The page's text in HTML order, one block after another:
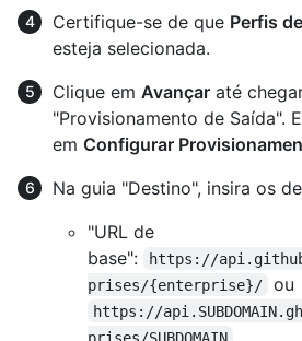
Certifique-se de que Perfis
esteja selecionada.
Clique em Avançar até
"Provisionamento de Saída".
em Configurar
Na guia "Destino", insira os
"URL de
base":
https://
prises/{enterprise}/
ou
https://
prises/SUBDOMAIN